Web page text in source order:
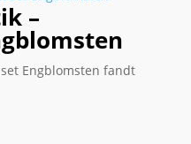
–
Engblomsten fandt